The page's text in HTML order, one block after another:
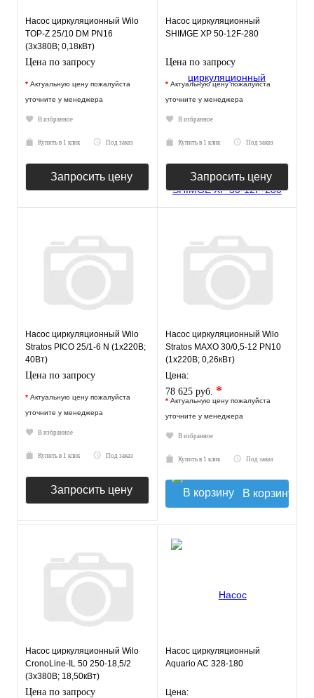
Насос циркуляционный Wilo
TOP-Z 25/10 DM PN16
(3х380В; 0,18кВт)
Цена по запросу
* Актуальную цену пожалуйста
уточните у менеджера
В избранное
Купить в 1 клик Под заказ
Запросить цену
Насос циркуляционный
SHIMGE XP 50-12F-280
Цена по запросу
* Актуальную цену пожалуйста
уточните у менеджера
В избранное
Купить в 1 клик Под заказ
Запросить цену
Насос циркуляционный Wilo
Stratos PICO 25/1-6 N (1х220В;
40Вт)
Цена по запросу
* Актуальную цену пожалуйста
уточните у менеджера
В избранное
Купить в 1 клик Под заказ
Запросить цену
Насос циркуляционный Wilo
Stratos MAXO 30/0,5-12 PN10
(1х220В; 0,26кВт)
Цена:
78 625 руб. *
* Актуальную цену пожалуйста
уточните у менеджера
В избранное
Купить в 1 клик Под заказ
В корзину
Насос циркуляционный Wilo
CronoLine-IL 50 250-18,5/2
(3х380В; 18,50кВт)
Цена по запросу
Насос циркуляционный
Aquario AC 328-180
Цена: